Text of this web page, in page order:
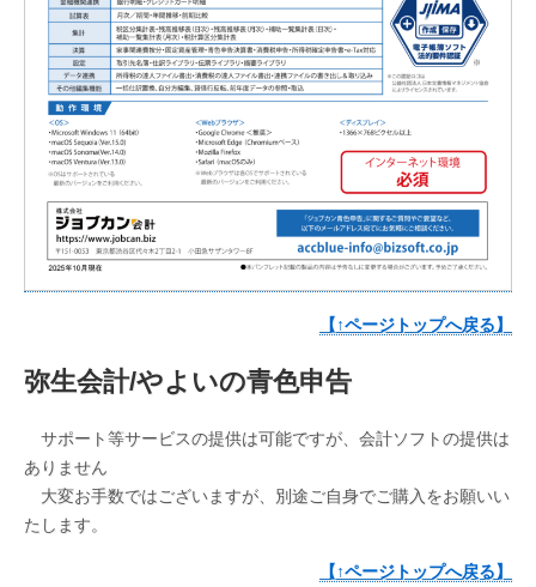
【↑ページトップへ戻る】
弥生会計/やよいの青色申告
サポート等サービスの提供は可能ですが、会計ソフトの提供は
ありません
大変お手数ではございますが、別途ご自身でご購入をお願いい
たします。
【↑ページトップへ戻る】